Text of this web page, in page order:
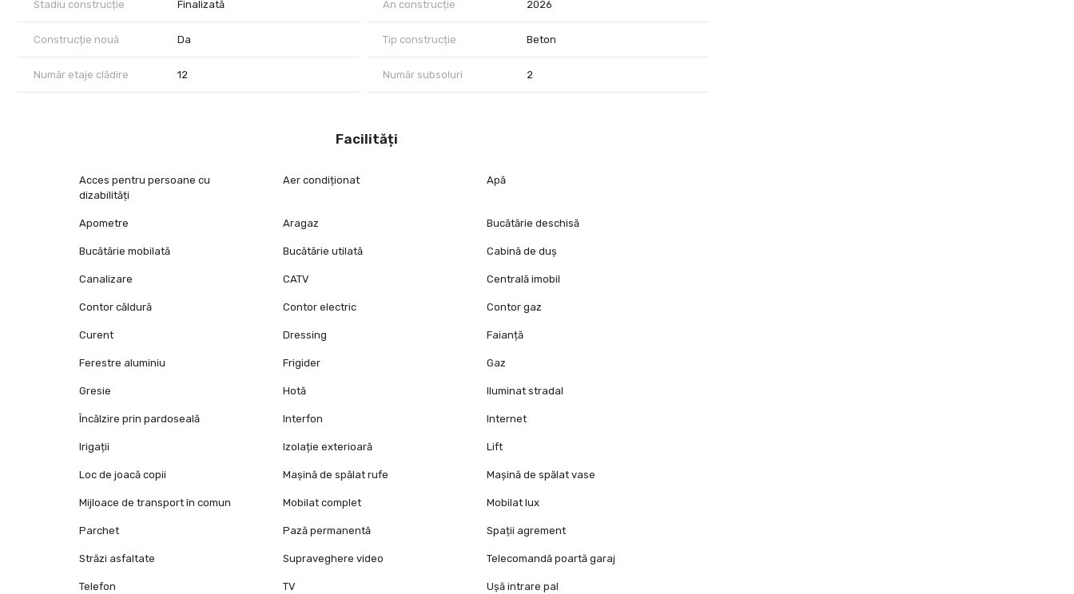
Stadiu construcție Finalizată An construcție 2026
Construcție nouă Da Tip construcție Beton
Număr etaje clădire 12 Număr subsoluri 2
Facilități
Acces pentru persoane cu
dizabilități
Aer condiționat Apă
Apometre Aragaz Bucătărie deschisă
Bucătărie mobilată Bucătărie utilată Cabină de duș
Canalizare CATV Centrală imobil
Contor căldură Contor electric Contor gaz
Curent Dressing Faianță
Ferestre aluminiu Frigider Gaz
Gresie Hotă Iluminat stradal
Încălzire prin pardoseală Interfon Internet
Irigații Izolație exterioară Lift
Loc de joacă copii Mașină de spălat rufe Mașină de spălat vase
Mijloace de transport în comun Mobilat complet Mobilat lux
Parchet Pază permanentă Spații agrement
Străzi asfaltate Supraveghere video Telecomandă poartă garaj
Telefon TV Ușă intrare pal